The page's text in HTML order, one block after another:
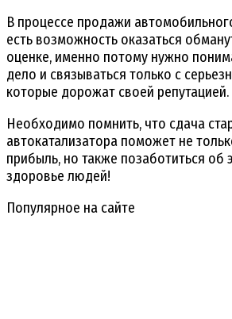
В процессе продажи
есть возможность оказаться
оценке, именно потому нужно
дело и связываться только с
которые дорожат своей репутацией.
Необходимо помнить, что сдача
автокатализатора поможет не
прибыль, но также позаботиться об
здоровье людей!
Популярное на сайте